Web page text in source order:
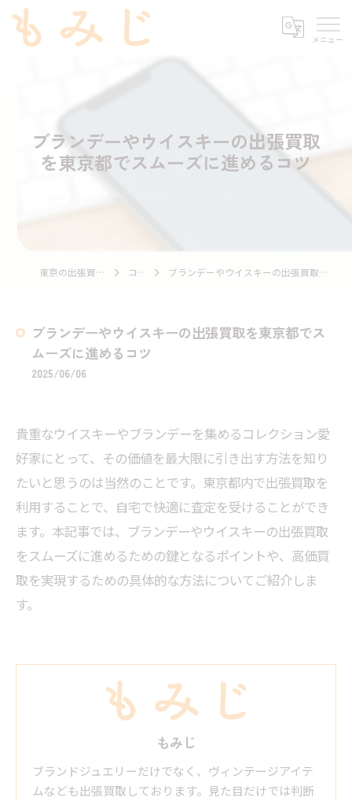
ブランデーやウイスキーの出張買取
を東京都でスムーズに進めるコツ
東京の出張買取ならもみじ コラム ブランデーやウイスキーの出張買取を東京都でスムーズに進めるコツ
ブランデーやウイスキーの出張買取を東京都でス
ムーズに進めるコツ
2025/06/06
貴重なウイスキーやブランデーを集めるコレクション愛
好家にとって、その価値を最大限に引き出す方法を知り
たいと思うのは当然のことです。東京都内で出張買取を
利用することで、自宅で快適に査定を受けることができ
ます。本記事では、ブランデーやウイスキーの出張買取
をスムーズに進めるための鍵となるポイントや、高価買
取を実現するための具体的な方法についてご紹介しま
す。
もみじ
ブランドジュエリーだけでなく、ヴィンテージアイテ
ムなども出張買取しております。見た目だけでは判断